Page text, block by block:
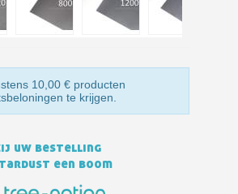
loyaliteitspunten bij elke bestelling
op de eerste bestelling
voucher voor elke verwijzing
in voor de nieuwsbrief: €5 korting
10,00 € producten
te krijgen.
uw bestelling
een boom